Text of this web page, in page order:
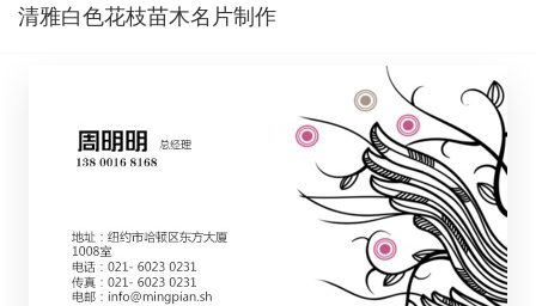
清雅白色花枝苗木名片制作